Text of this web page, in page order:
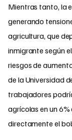
Mientras tanto, la
generando
agricultura, que
inmigrante según
riesgos de
de la Universidad
trabajadores
agrícolas en un
directamente el